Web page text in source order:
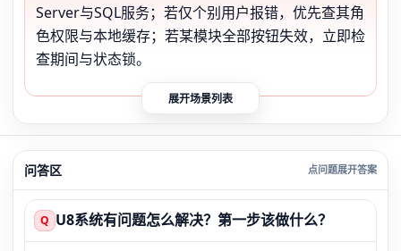
Server与SQL服务；若仅个别用户报错，优先查其角
色权限与本地缓存；若某模块全部按钮失效，立即检
查期间与状态锁。
展开场景列表
问答区
Q U8系统有问题怎么解决？第一步该做什么？